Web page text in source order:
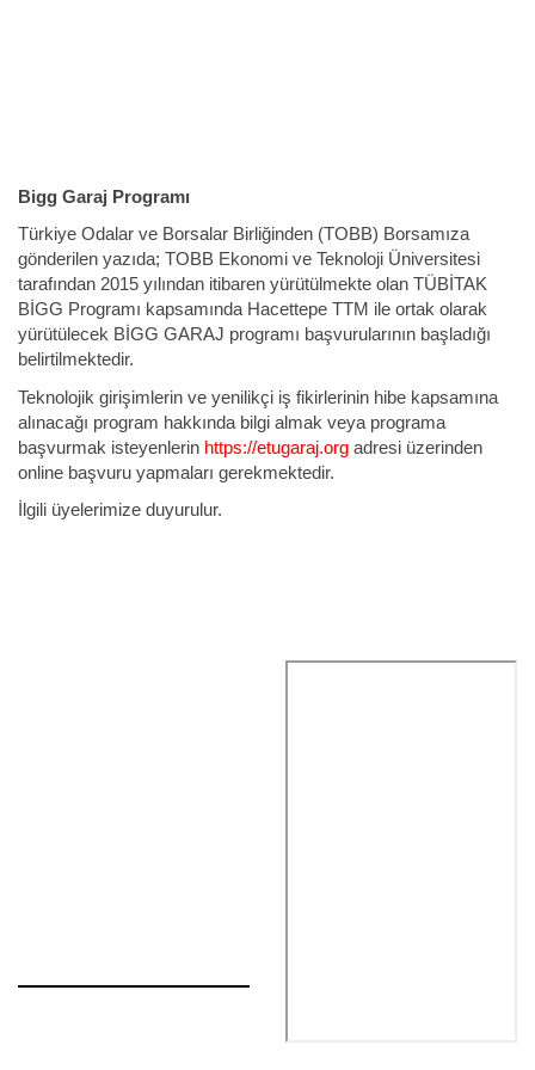
Bigg Garaj Programı
Türkiye Odalar ve Borsalar Birliğinden (TOBB) Borsamıza
gönderilen yazıda; TOBB Ekonomi ve Teknoloji Üniversitesi
tarafından 2015 yılından itibaren yürütülmekte olan TÜBİTAK
BİGG Programı kapsamında Hacettepe TTM ile ortak olarak
yürütülecek BİGG GARAJ programı başvurularının başladığı
belirtilmektedir.
Teknolojik girişimlerin ve yenilikçi iş fikirlerinin hibe kapsamına
alınacağı program hakkında bilgi almak veya programa
başvurmak isteyenlerin https://etugaraj.org adresi üzerinden
online başvuru yapmaları gerekmektedir.
İlgili üyelerimize duyurulur.